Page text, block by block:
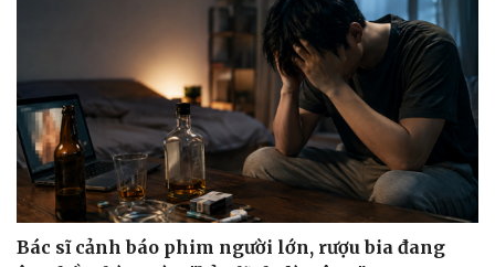
Thông tin doanh nghiệp
Doanh nghiệp 24h
Doanh nhân
Vì cộng đồng
Công nghệ
Sành điệu
Tin Công nghệ
Trải nghiệm
Chuyển đổi số
Bác sĩ cảnh báo phim người lớn, rượu bia đang